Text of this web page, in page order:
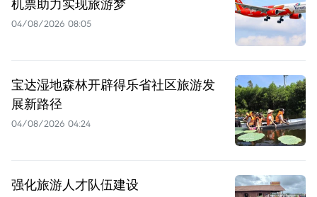
机票助力实现旅游梦
04/08/2026 08:05
宝达湿地森林开辟得乐省社区旅游发
展新路径
04/08/2026 04:24
强化旅游人才队伍建设